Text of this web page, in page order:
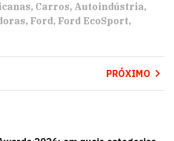
Carros Autoindústria
Ford Ford EcoSport
PRÓXIMO